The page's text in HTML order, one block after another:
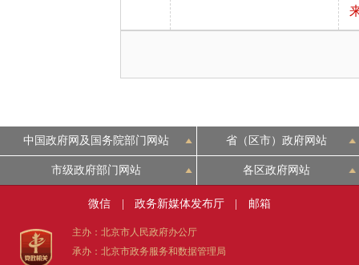
中国政府网及国务院部门网站 省（区市）政府网站
市级政府部门网站 各区政府网站
微信 政务新媒体发布厅 邮箱
主办：北京市人民政府办公厅
承办：北京市政务服务和数据管理局